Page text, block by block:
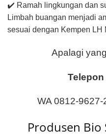
✔️ Ramah lingkungan dan
Limbah buangan menjadi
sesuai dengan Kempen LH
Apalagi
WA 0812-
Produsen Bio